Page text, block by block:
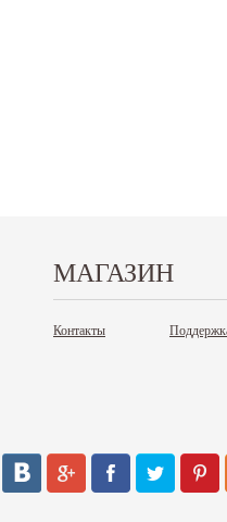
МАГАЗИН
Контакты